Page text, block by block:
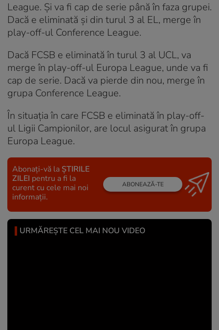
League. Și va fi cap de serie până în faza grupei.
Dacă e eliminată și din turul 3 al EL, merge în
play-off-ul Conference League.
Dacă FCSB e eliminată în turul 3 al UCL, va
merge în play-off-ul Europa League, unde va fi
cap de serie. Dacă va pierde din nou, merge în
grupa Conference League.
În situația în care FCSB e eliminată în play-off-
ul Ligii Campionilor, are locul asigurat în grupa
Europa League.
Abonați-vă la ȘTIRILE
ZILEI pentru a fi la
curent cu cele mai noi
informații.
ABONEAZĂ-TE
URMĂREȘTE CEL MAI NOU VIDEO